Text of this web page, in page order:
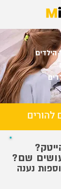
הילדים
להורים
שם?
נענה